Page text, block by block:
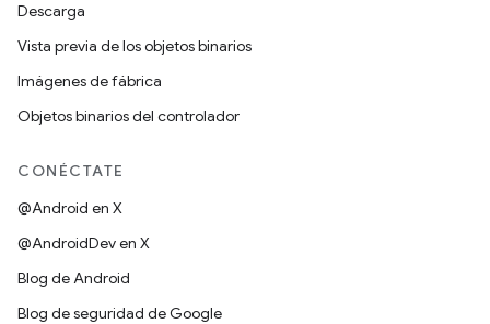
Descarga
Vista previa de los objetos binarios
Imágenes de fábrica
Objetos binarios del controlador
CONÉCTATE
@Android en X
@AndroidDev en X
Blog de Android
Blog de seguridad de Google